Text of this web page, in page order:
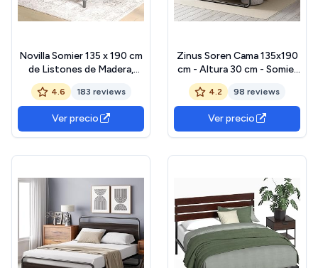
Novilla Somier 135 x 190 cm
de Listones de Madera,
Estructura de Cama de
Laminas de chopo,
cabecero tapizado Alto y
cómodo de apoyarse, Fácil
de Montar, Gris
4.6 183 reviews
Ver precio
Zinus Soren Cama 135x190
cm - Altura 30 cm - Somier
de metal con cabecero y
piecero - Marrón y negro
4.2 98 reviews
Ver precio